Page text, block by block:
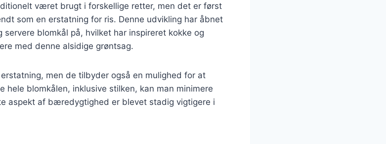
været brugt i forskellige retter, men det er først
som en erstatning for ris. Denne udvikling har åbnet
blomkål på, hvilket har inspireret kokke og
med denne alsidige grøntsag.
men de tilbyder også en mulighed for at
hele blomkålen, inklusive stilken, kan man minimere
aspekt af bæredygtighed er blevet stadig vigtigere i